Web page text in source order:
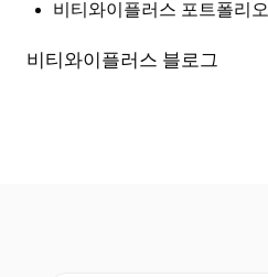
비티와이플러스 포트폴리오
비티와이플러스 블로그